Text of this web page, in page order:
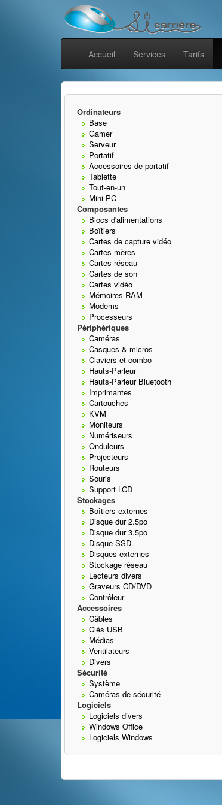
Accueil Services Tarifs
Ordinateurs
Base
Gamer
Serveur
Portatif
Accessoires de portatif
Tablette
Tout-en-un
Mini PC
Composantes
Blocs d'alimentations
Boîtiers
Cartes de capture vidéo
Cartes mères
Cartes réseau
Cartes de son
Cartes vidéo
Mémoires RAM
Modems
Processeurs
Périphériques
Caméras
Casques & micros
Claviers et combo
Hauts-Parleur
Hauts-Parleur Bluetooth
Imprimantes
Cartouches
KVM
Moniteurs
Numériseurs
Onduleurs
Projecteurs
Routeurs
Souris
Support LCD
Stockages
Boîtiers externes
Disque dur 2.5po
Disque dur 3.5po
Disque SSD
Disques externes
Stockage réseau
Lecteurs divers
Graveurs CD/DVD
Contrôleur
Accessoires
Câbles
Clés USB
Médias
Ventilateurs
Divers
Sécurité
Système
Caméras de sécurité
Logiciels
Logiciels divers
Windows Office
Logiciels Windows